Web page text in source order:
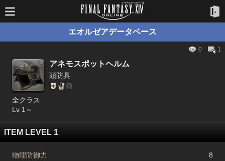
エオルゼアデータベース
0 1
アネモスポットヘルム
頭防具
全クラス
Lv 1～
ITEM LEVEL 1
物理防御力
8